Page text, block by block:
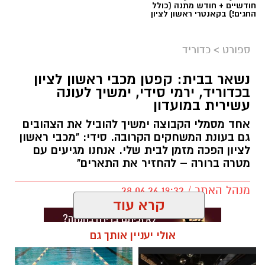
המועדון יסייעו לקבוצה במאבקיה בעונה הקרובה.
יש לכם מידע חשוב שטרם נחשף? צילומים מאירוע
חדשותי? מצאתם טעות בכתבה? נשמח שתשתפו
אותנו
לציון
נבחרת הכדורסל של עיריית ראשון לציון רשמה
הישג חסר תקדים כאשר השלימה עונה מושלמת
עם זכייה בשלושה תארים במסגרת הספורט
למקומות עבודה – טרבל היסטורי שמציב אותה
בפסגת הענף.
במהלך העונה הפגינה הקבוצה עליונות מקצועית,
כאשר זכתה באליפות הליגה למקומות עבודה,
כבשה את המקום הראשון במחוזיאדה וסיימה גם
את הספורטיאדה במקום הראשון – הישג מרשים
המעיד על יציבות, מחויבות ועבודה קבוצתית לאורך
כל העונה.
חודשיים + חודש מתנה (כולל
החגים!) בקאנטרי ראשון לציון
ספורט > כדוריד
נשאר בבית: קפטן מכבי ראשון לציון
בכדוריד, ירמי סידי, ימשיך לעונה
עשירית במועדון
אחד מסמלי הקבוצה ימשיך להוביל את הצהובים
גם בעונת המשחקים הקרובה. סידי: "מכבי ראשון
לציון הפכה מזמן לבית שלי. אנחנו מגיעים עם
מטרה ברורה – להחזיר את התארים"
מנהל האתר / 19:32 28.06.26
קרא עוד
אולי יעניין אותך גם